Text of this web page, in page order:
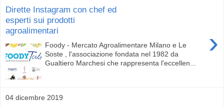
Dirette Instagram con chef ed
esperti sui prodotti
agroalimentari
›
Foody - Mercato Agroalimentare Milano e Le
Soste , l'associazione fondata nel 1982 da
Gualtiero Marchesi che rappresenta l'eccellen...
04 dicembre 2019